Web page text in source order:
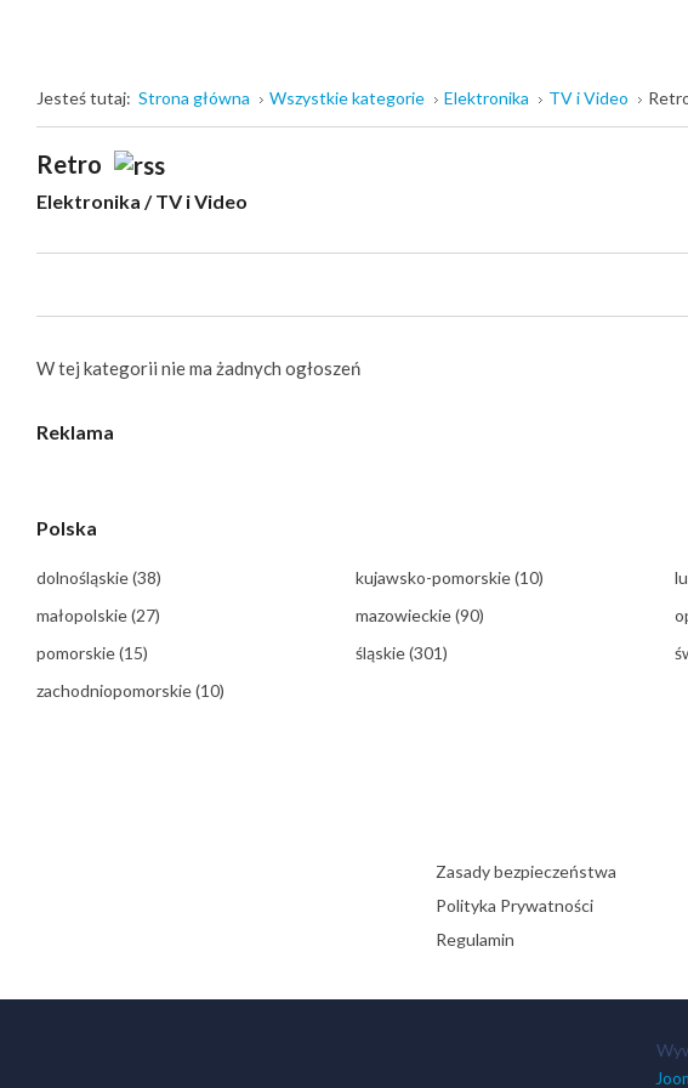
Jesteś tutaj: Strona główna Wszystkie kategorie Elektronika TV i Video
Retro
Elektronika /TV i Video
W tej kategorii nie ma żadnych ogłoszeń
Reklama
Polska
dolnośląskie(38) kujawsko-pomorskie(10)
małopolskie(27) mazowieckie(90)
pomorskie(15) śląskie(301)
zachodniopomorskie(10)
Zasady bezpieczeństwa
Polityka Prywatności
Regulamin